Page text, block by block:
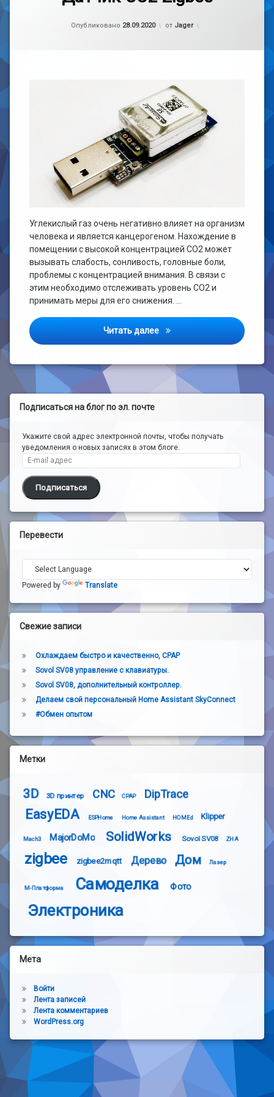
Опубликовано 28.09.2020
Обновлено на
от Jager
Углекислый газ очень негативно влияет на организм
человека и является канцерогеном. Нахождение в
помещении с высокой концентрацией СО2 может
вызывать слабость, сонливость, головные боли,
проблемы с концентрацией внимания. В связи с
этим необходимо отслеживать уровень СО2 и
принимать меры для его снижения. …
Читать далее Датчик CO2 Zigbee
Подписаться на блог по эл. почте
Укажите свой адрес электронной почты, чтобы получать
уведомления о новых записях в этом блоге.
E-mail адрес
Подписаться
Перевести
Powered by Translate
Свежие записи
Охлаждаем быстро и качественно, CPAP
Sovol SV08 управление с клавиатуры.
Sovol SV08, дополнительный контроллер.
Делаем свой персональный Home Assistant SkyConnect
#Обмен опытом
Метки
3D 3D принтер CNC CPAP DipTrace
EasyEDA ESPHome Home Assistant HOMEd Klipper
Mach3 MajorDoMo SolidWorks Sovol SV08 ZHA
zigbee zigbee2mqtt Дерево Дом Лазер
М-Платформа Самоделка Фото
Электроника
Мета
Войти
Лента записей
Лента комментариев
WordPress.org